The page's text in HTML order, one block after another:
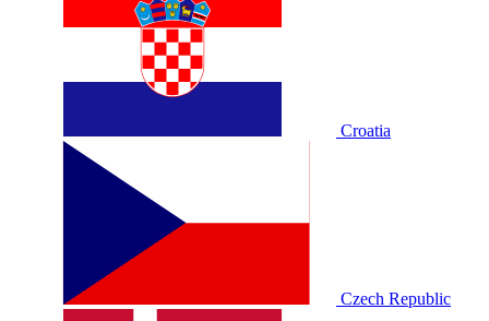
Croatia
Czech Republic